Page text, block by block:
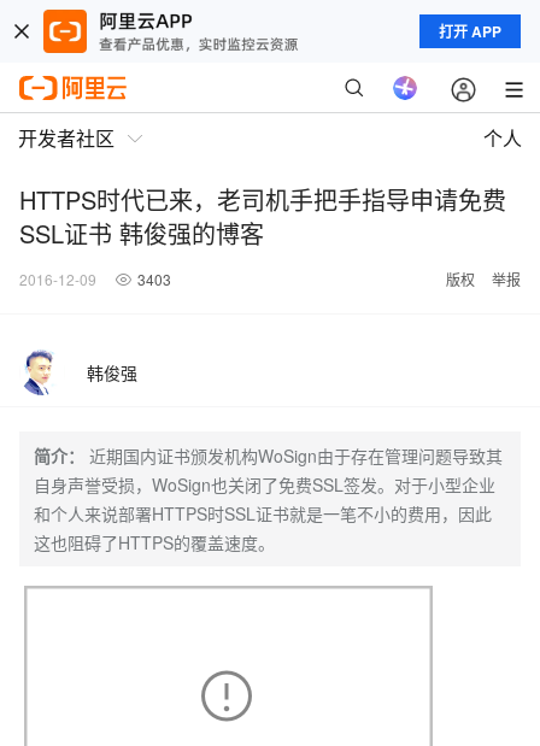
打开 APP
开发者社区 个人
HTTPS时代已来，老司机手把手指导申请免费
SSL证书 韩俊强的博客
2016-12-09 3403 版权 举报
韩俊强
简介：
近期国内证书颁发机构WoSign由于存在管理问题导致其
自身声誉受损，WoSign也关闭了免费SSL签发。对于小型企业
和个人来说部署HTTPS时SSL证书就是一笔不小的费用，因此
这也阻碍了HTTPS的覆盖速度。